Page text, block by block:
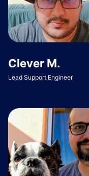
Clever M.
Lead Support Engineer